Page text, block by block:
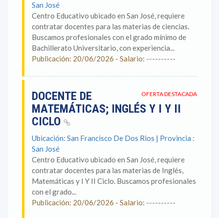
San José
Centro Educativo ubicado en San José, requiere
contratar docentes para las materias de ciencias.
Buscamos profesionales con el grado mínimo de
Bachillerato Universitario, con experiencia...
Publicación: 20/06/2026 - Salario: ----------
OFERTA DESTACADA
DOCENTE DE
MATEMÁTICAS; INGLÉS Y I Y II
CICLO
Ubicación: San Francisco De Dos Rios | Provincia :
San José
Centro Educativo ubicado en San José, requiere
contratar docentes para las materias de Inglés,
Matemáticas y I Y II Ciclo. Buscamos profesionales
con el grado...
Publicación: 20/06/2026 - Salario: ----------